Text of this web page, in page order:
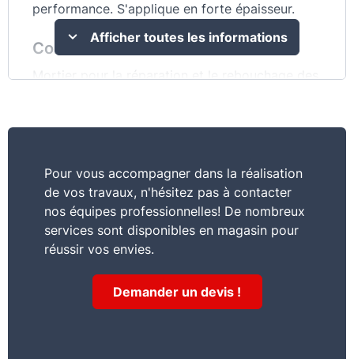
performance. S'applique en forte épaisseur.
Commentaire
Mortier pour la réparation et le rebouchage des
Consommation
Support
Béton et enduits résistants
Afficher toutes les informations
Pour vous accompagner dans la réalisation
de vos travaux, n'hésitez pas à contacter
nos équipes professionnelles! De nombreux
services sont disponibles en magasin pour
réussir vos envies.
Demander un devis !